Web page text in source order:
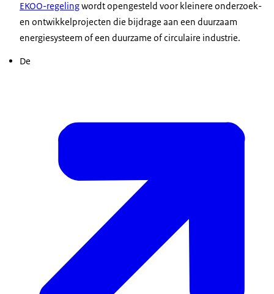
EKOO-regelingwordt opengesteld voor kleinere onderzoek-
en ontwikkelprojecten die bijdrage aan een duurzaam
energiesysteem of een duurzame of circulaire industrie.
De